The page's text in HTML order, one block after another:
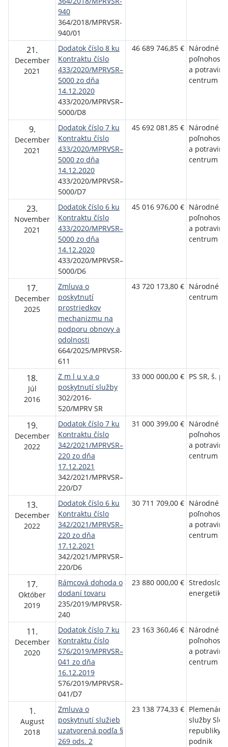
940
364/2018/MPRVSR-
940/01
21.
December
2021
Dodatok číslo 8 ku
Kontraktu číslo
433/2020/MPRVSR–
5000 zo dňa
14.12.2020
433/2020/MPRVSR–
5000/D8
46 689 746,85 € Národné
a
centrum
9.
December
2021
Dodatok číslo 7 ku
Kontraktu číslo
433/2020/MPRVSR–
5000 zo dňa
14.12.2020
433/2020/MPRVSR–
5000/D7
45 692 081,85 € Národné
a
centrum
23.
November
2021
Dodatok číslo 6 ku
Kontraktu číslo
433/2020/MPRVSR–
5000 zo dňa
14.12.2020
433/2020/MPRVSR–
5000/D6
45 016 976,00 € Národné
a
centrum
17.
December
2025
Zmluva o
poskytnutí
prostriedkov
mechanizmu na
podporu obnovy a
odolnosti
664/2025/MPRVSR-
611
43 720 173,80 € Národné
centrum
18.
Júl
2016
Z m l u v a o
poskytnutí služby
302/2016-
520/MPRV SR
33 000 000,00 € PS SR, š. p.
19.
December
2022
Dodatok číslo 7 ku
Kontraktu číslo
342/2021/MPRVSR–
220 zo dňa
17.12.2021
342/2021/MPRVSR–
220/D7
31 000 399,00 € Národné
a
centrum
13.
December
2022
Dodatok číslo 6 ku
Kontraktu číslo
342/2021/MPRVSR–
220 zo dňa
17.12.2021
342/2021/MPRVSR–
220/D6
30 711 709,00 € Národné
a
centrum
17.
Október
2019
Rámcová dohoda o
dodaní tovaru
235/2019/MPRVSR-
240
23 880 000,00 €
energetika,
11.
December
2020
Dodatok číslo 7 ku
Kontraktu číslo
576/2019/MPRVSR–
041 zo dňa
16.12.2019
576/2019/MPRVSR–
041/D7
23 163 360,46 € Národné
a
centrum
1.
August
2018
Zmluva o
poskytnutí služieb
uzatvorená podľa §
269 ods. 2
23 138 774,33 €
služby
republiky,
podnik